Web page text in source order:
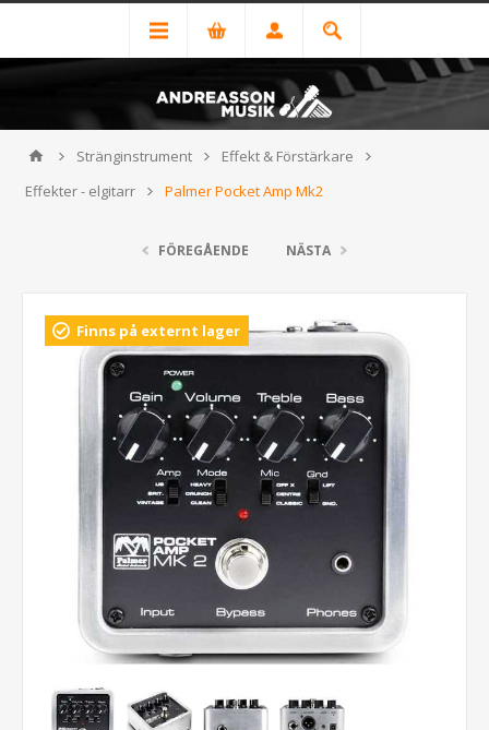
Stränginstrument
Effekt & Förstärkare
Effekter - elgitarr
Palmer Pocket Amp Mk2
FÖREGÅENDE NÄSTA
Finns på externt lager